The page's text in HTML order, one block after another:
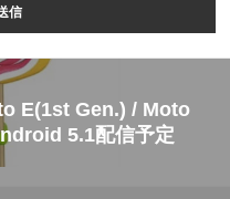
E(1st Gen.) / Moto
5.1配信予定